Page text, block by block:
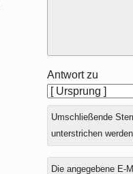
Antwort zu
Umschließende
unterstrichen
Die angegebene E-